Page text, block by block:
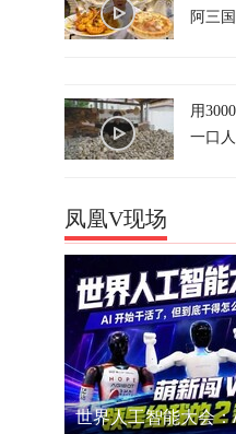
阿三
用
一口
凤凰V现场